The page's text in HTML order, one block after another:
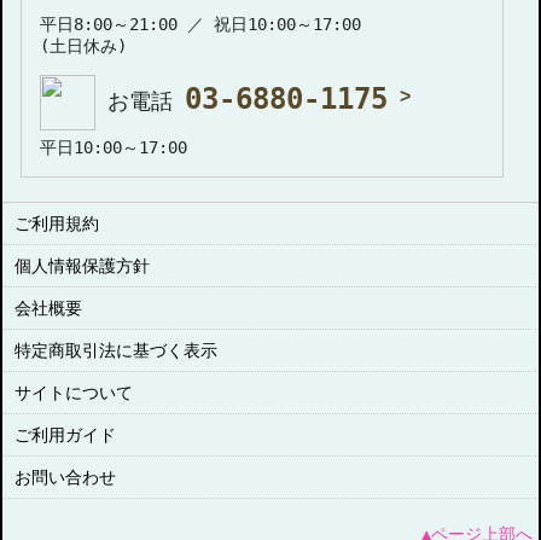
平日8:00～21:00 ／ 祝日10:00～17:00
(土日休み)
お電話 03-6880-1175
平日10:00～17:00
ご利用規約
個人情報保護方針
会社概要
特定商取引法に基づく表示
サイトについて
ご利用ガイド
お問い合わせ
▲ページ上部へ